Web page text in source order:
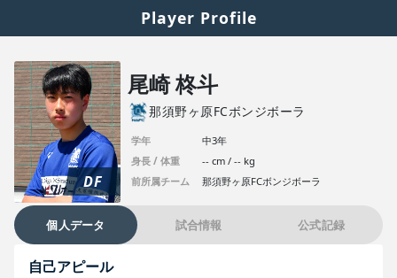
Player Profile
DF
尾崎 柊斗
那須野ヶ原FCボンジボーラ
学年
中3年
身長 / 体重
-- cm / -- kg
前所属チーム
那須野ヶ原FCボンジボーラ
個人データ 試合情報 公式記録
自己アピール